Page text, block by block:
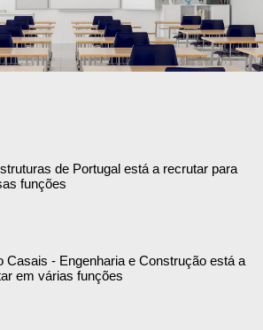
de Portugal está a recrutar para
funções
Casais - Engenharia e Construção está a
em várias funções